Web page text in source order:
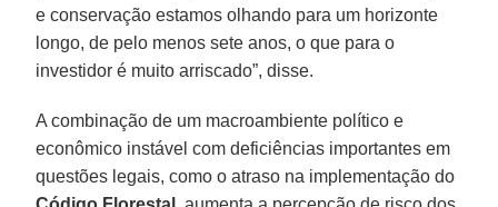
e conservação estamos olhando para um horizonte
longo, de pelo menos sete anos, o que para o
investidor é muito arriscado”, disse.
A combinação de um macroambiente político e
econômico instável com deficiências importantes em
questões legais, como o atraso na implementação do